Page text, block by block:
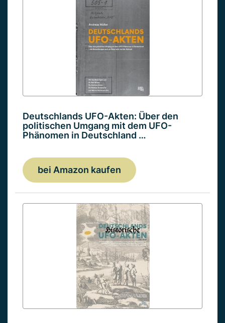
Deutschlands UFO-Akten: Über den
politischen Umgang mit dem UFO-
Phänomen in Deutschland …
bei Amazon kaufen